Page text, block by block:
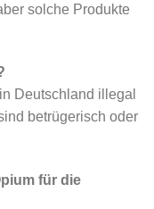
solche Produkte
Deutschland illegal
betrügerisch oder
für die